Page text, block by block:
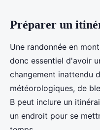
Préparer un
Une randonnée en
donc essentiel d'avoir
changement inattendu
météorologiques, de
B peut inclure un
un endroit pour se